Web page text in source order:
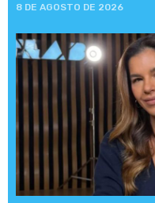
8 DE AGOSTO DE 2026